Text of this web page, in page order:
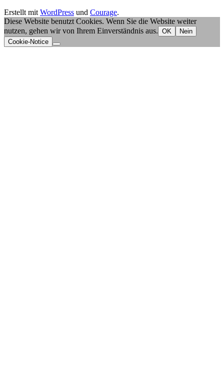
Erstellt mit WordPress und Courage.
Diese Website benutzt Cookies. Wenn Sie die Website weiter
nutzen, gehen wir von Ihrem Einverständnis aus. OK
Nein
Cookie-Notice